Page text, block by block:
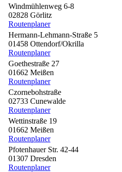
Windmühlenweg 6-8
02828 Görlitz
Routenplaner
Hermann-Lehmann-Straße 5
01458 Ottendorf/Okrilla
Routenplaner
Goethestraße 27
01662 Meißen
Routenplaner
Czornebohstraße
02733 Cunewalde
Routenplaner
Wettinstraße 19
01662 Meißen
Routenplaner
Pfotenhauer Str. 42-44
01307 Dresden
Routenplaner